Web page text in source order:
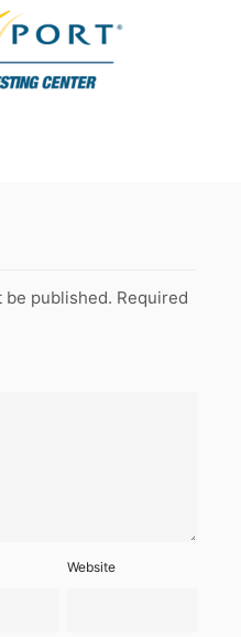
be published. Required
Website